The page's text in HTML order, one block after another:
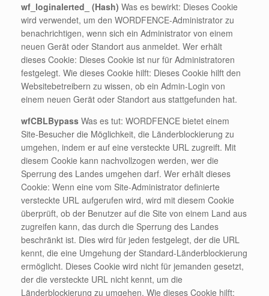
wf_loginalerted_ (Hash) Was es bewirkt: Dieses Cookie
wird verwendet, um den WORDFENCE-Administrator zu
benachrichtigen, wenn sich ein Administrator von einem
neuen Gerät oder Standort aus anmeldet. Wer erhält
dieses Cookie: Dieses Cookie ist nur für Administratoren
festgelegt. Wie dieses Cookie hilft: Dieses Cookie hilft den
Websitebetreibern zu wissen, ob ein Admin-Login von
einem neuen Gerät oder Standort aus stattgefunden hat.
wfCBLBypass Was es tut: WORDFENCE bietet einem
Site-Besucher die Möglichkeit, die Länderblockierung zu
umgehen, indem er auf eine versteckte URL zugreift. Mit
diesem Cookie kann nachvollzogen werden, wer die
Sperrung des Landes umgehen darf. Wer erhält dieses
Cookie: Wenn eine vom Site-Administrator definierte
versteckte URL aufgerufen wird, wird mit diesem Cookie
überprüft, ob der Benutzer auf die Site von einem Land aus
zugreifen kann, das durch die Sperrung des Landes
beschränkt ist. Dies wird für jeden festgelegt, der die URL
kennt, die eine Umgehung der Standard-Länderblockierung
ermöglicht. Dieses Cookie wird nicht für jemanden gesetzt,
der die versteckte URL nicht kennt, um die
Länderblockierung zu umgehen. Wie dieses Cookie hilft: